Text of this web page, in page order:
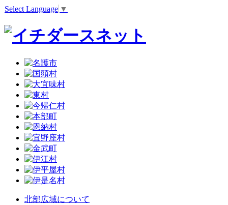
Select Language ▼
北部広域について